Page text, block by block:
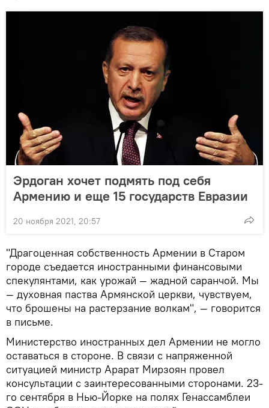
Эрдоган хочет подмять под себя
Армению и еще 15 государств Евразии
20 ноября 2021, 20:57
"Драгоценная собственность Армении в Старом
городе съедается иностранными финансовыми
спекулянтами, как урожай — жадной саранчой. Мы
— духовная паства Армянской церкви, чувствуем,
что брошены на растерзание волкам", — говорится
в письме.
Министерство иностранных дел Армении не могло
оставаться в стороне. В связи с напряженной
ситуацией министр Арарат Мирзоян провел
консультации с заинтересованными сторонами. 23-
го сентября в Нью-Йорке на полях Генассамблеи